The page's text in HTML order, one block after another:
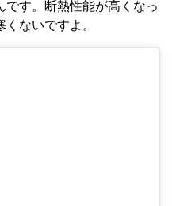
す。断熱性能が高くなっ
ないですよ。